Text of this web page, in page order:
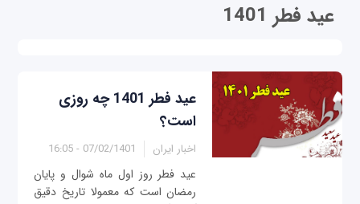
عید فطر 1401
عید فطر 1401 چه روزی
است؟
اخبار ایران 07/02/1401 - 16:05
عید فطر روز اول ماه شوال و پایان
رمضان است که معمولا تاریخ دقیق